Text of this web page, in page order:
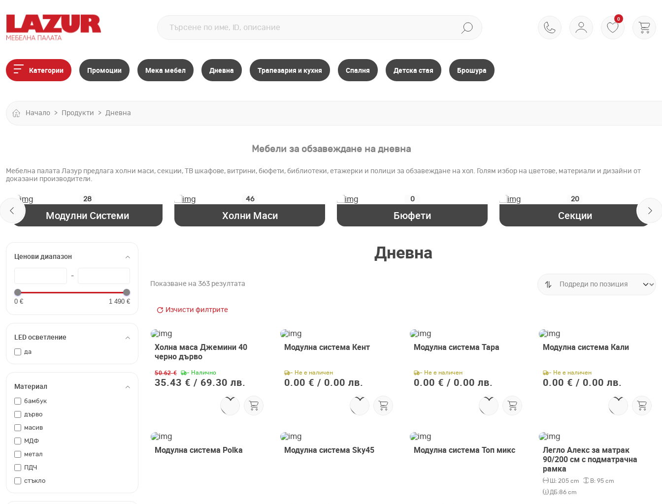
0
Категории Промоции Мека мебел Дневна Трапезария и кухня Спалня Детска стая Брошура
Начало Продукти Дневна
Мебели за обзавеждане на дневна
Мебелна палата Лазур предлага холни маси, секции, ТВ шкафове, витрини, бюфети, библиотеки, етажерки и полици за обзавеждане на хол. Голям избор на цветове, материали и дизайни от
доказани производители.
28
Модулни Системи
46
Холни Маси
0
Бюфети
20
Секции
Ценови диапазон
-
0 € 1 490 €
LED осветление
да
Материал
бамбук
дърво
масив
МДФ
метал
ПДЧ
стъкло
Дневна
Показване на 363 резултата
Изчисти филтрите
-30%
Холна маса Джемини 40
черно дърво
50.62 € - Налично
35.43 € / 69.30 лв.
Модулна система Кент
- Не е наличен
0.00 € / 0.00 лв.
Модулна система Тара
- Не е наличен
0.00 € / 0.00 лв.
Модулна система Кали
- Не е наличен
0.00 € / 0.00 лв.
Модулна система Polka Модулна система Sky45 Модулна система Топ микс
Легло Алекс за матрак
90/200 см с подматрачна
рамка
Ш: 205 cm В: 95 cm
ДБ:86 cm